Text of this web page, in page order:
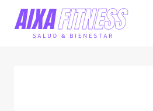
Saltar
contenido